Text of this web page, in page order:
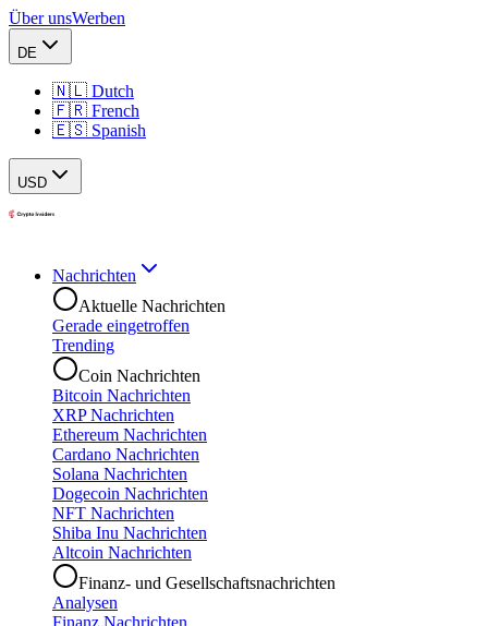
Über unsWerben
DE
🇳🇱 Dutch
🇫🇷 French
🇪🇸 Spanish
USD
Nachrichten
Aktuelle Nachrichten
Gerade eingetroffen
Trending
Coin Nachrichten
Bitcoin Nachrichten
XRP Nachrichten
Ethereum Nachrichten
Cardano Nachrichten
Solana Nachrichten
Dogecoin Nachrichten
NFT Nachrichten
Shiba Inu Nachrichten
Altcoin Nachrichten
Finanz- und Gesellschaftsnachrichten
Analysen
Finanz Nachrichten